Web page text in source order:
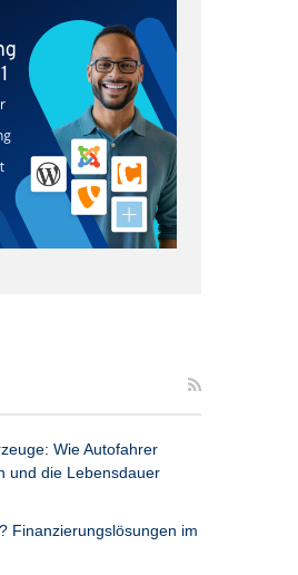
Wie Autofahrer
und die Lebensdauer
Finanzierungslösungen im